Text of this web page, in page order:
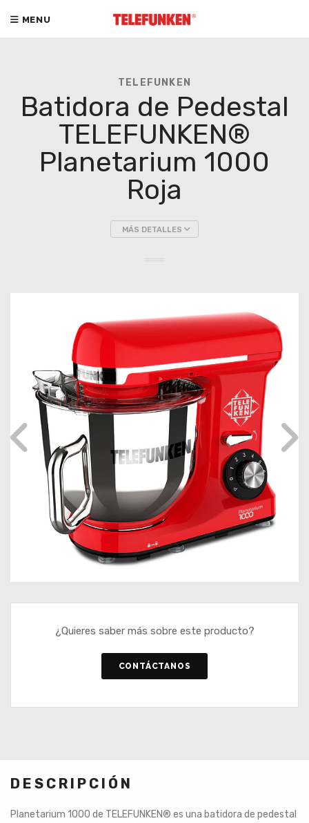
MENU
TELEFUNKEN
Batidora de Pedestal
TELEFUNKEN®
Planetarium 1000
Roja
MÁS DETALLES
¿Quieres saber más sobre este producto?
CONTÁCTANOS
DESCRIPCIÓN
Planetarium 1000 de TELEFUNKEN® es una batidora de pedestal